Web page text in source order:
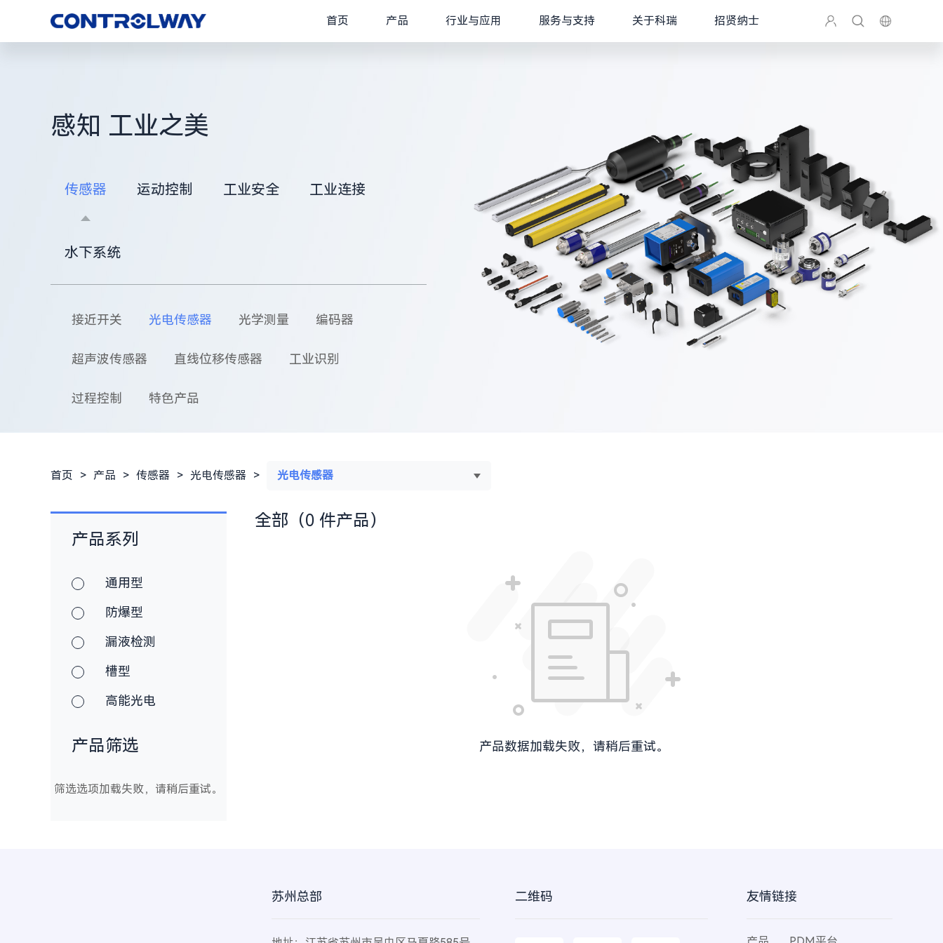
首页 产品 行业与应用 服务与支持 关于科瑞 招贤纳士
感知 工业之美
传感器 运动控制 工业安全 工业连接
水下系统
接近开关 光电传感器 光学测量 编码器
超声波传感器 直线位移传感器 工业识别
过程控制 特色产品
首页 > 产品 > 传感器 > 光电传感器 > 光电传感器
产品系列
通用型
防爆型
漏液检测
槽型
高能光电
产品筛选
筛选选项加载失败，请稍后重试。
全部（0 件产品）
产品数据加载失败，请稍后重试。
苏州总部 二维码 友情链接